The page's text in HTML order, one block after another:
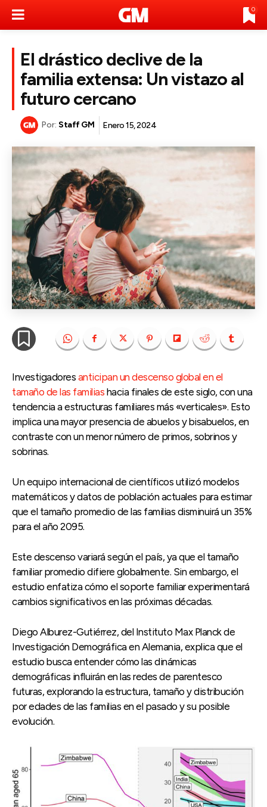
0
El drástico declive de la
familia extensa: Un vistazo al
futuro cercano
Por: Staff GM Enero 15, 2024
Investigadores anticipan un descenso global en el
tamaño de las familias hacia finales de este siglo, con una
tendencia a estructuras familiares más «verticales». Esto
implica una mayor presencia de abuelos y bisabuelos, en
contraste con un menor número de primos, sobrinos y
sobrinas.
Un equipo internacional de científicos utilizó modelos
matemáticos y datos de población actuales para estimar
que el tamaño promedio de las familias disminuirá un 35%
para el año 2095.
Este descenso variará según el país, ya que el tamaño
familiar promedio difiere globalmente. Sin embargo, el
estudio enfatiza cómo el soporte familiar experimentará
cambios significativos en las próximas décadas.
Diego Alburez-Gutiérrez, del Instituto Max Planck de
Investigación Demográfica en Alemania, explica que el
estudio busca entender cómo las dinámicas
demográficas influirán en las redes de parentesco
futuras, explorando la estructura, tamaño y distribución
por edades de las familias en el pasado y su posible
evolución.